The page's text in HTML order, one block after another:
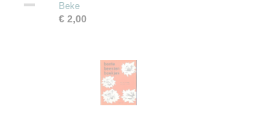
Beke
€ 2,00